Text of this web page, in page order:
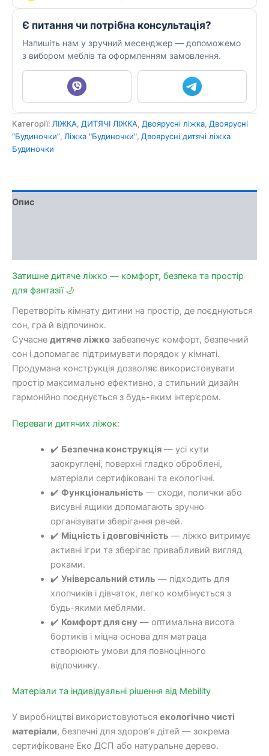
Є питання чи потрібна консультація?
Напишіть нам у зручний месенджер — допоможемо
з вибором меблів та оформленням замовлення.
Категорії: ЛІЖКА, ДИТЯЧІ ЛІЖКА, Двоярусні ліжка, Двоярусні
“Будиночки”, Ліжка "Будиночки", Двоярусні дитячі ліжка
Будиночки
Опис
Затишне дитяче ліжко — комфорт, безпека та простір
для фантазії 🌙
Перетворіть кімнату дитини на простір, де поєднуються
сон, гра й відпочинок.
Сучасне дитяче ліжко забезпечує комфорт, безпечний
сон і допомагає підтримувати порядок у кімнаті.
Продумана конструкція дозволяє використовувати
простір максимально ефективно, а стильний дизайн
гармонійно поєднується з будь-яким інтер’єром.
Переваги дитячих ліжок:
✔️ Безпечна конструкція— усі кути
заокруглені, поверхні гладко оброблені,
матеріали сертифіковані та екологічні.
✔️ Функціональність — сходи, полички або
висувні ящики допомагають зручно
організувати зберігання речей.
✔️ Міцність і довговічність — ліжко витримує
активні ігри та зберігає привабливий вигляд
роками.
✔️ Універсальний стиль — підходить для
хлопчиків і дівчаток, легко комбінується з
будь-якими меблями.
✔️ Комфорт для сну — оптимальна висота
бортиків і міцна основа для матраца
створюють умови для повноцінного
відпочинку.
Матеріали та індивідуальні рішення від Mebility
У виробництві використовуються екологічно чисті
матеріали, безпечні для здоров’я дітей — зокрема
сертифіковане Еко ДСП або натуральне дерево.